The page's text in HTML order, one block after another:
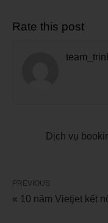
Rate this post
Dịch vụ
PREVIOUS
« 10 năm Vietjet kết